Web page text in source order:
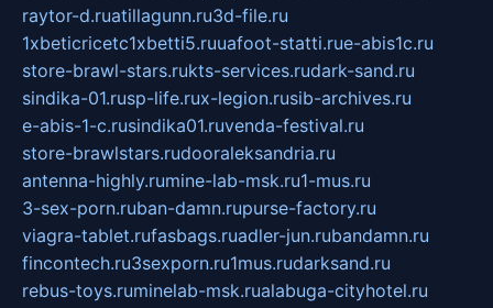
raytor-d.ruatillagunn.ru3d-file.ru
1xbeticricetc1xbetti5.ruuafoot-statti.rue-abis1c.ru
store-brawl-stars.rukts-services.rudark-sand.ru
sindika-01.rusp-life.rux-legion.rusib-archives.ru
e-abis-1-c.rusindika01.ruvenda-festival.ru
store-brawlstars.rudooraleksandria.ru
antenna-highly.rumine-lab-msk.ru1-mus.ru
3-sex-porn.ruban-damn.rupurse-factory.ru
viagra-tablet.rufasbags.ruadler-jun.rubandamn.ru
fincontech.ru3sexporn.ru1mus.rudarksand.ru
rebus-toys.ruminelab-msk.rualabuga-cityhotel.ru